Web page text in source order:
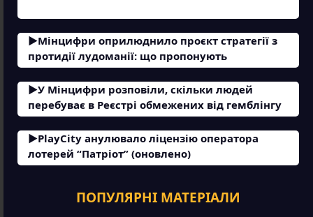
Мінцифри оприлюднило проєкт стратегії з
протидії лудоманії: що пропонують
У Мінцифри розповіли, скільки людей
перебуває в Реєстрі обмежених від гемблінгу
PlayCity анулювало ліцензію оператора
лотерей “Патріот” (оновлено)
ПОПУЛЯРНІ МАТЕРІАЛИ